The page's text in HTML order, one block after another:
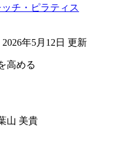
チ・ピラティス
年5月12日 更新
高める
山 美貴